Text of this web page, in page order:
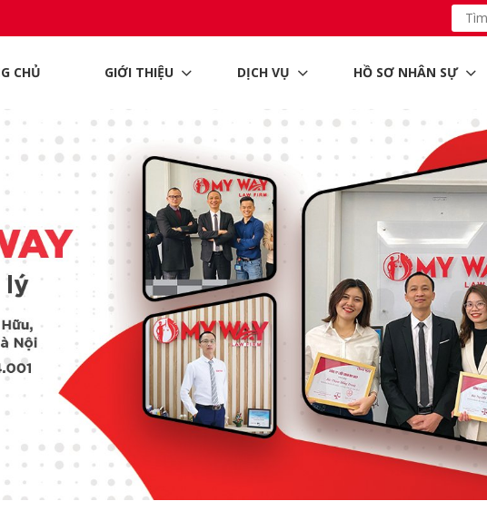
CHỦ GIỚI THIỆU DỊCH VỤ HỒ SƠ NHÂN SỰ